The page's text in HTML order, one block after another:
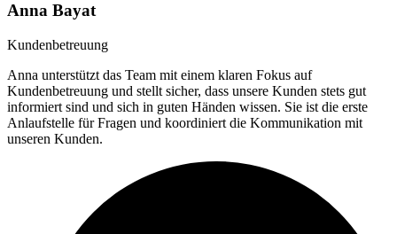
Anna Bayat
Kundenbetreuung
Anna unterstützt das Team mit einem klaren Fokus auf
Kundenbetreuung und stellt sicher, dass unsere Kunden stets gut
informiert sind und sich in guten Händen wissen. Sie ist die erste
Anlaufstelle für Fragen und koordiniert die Kommunikation mit
unseren Kunden.